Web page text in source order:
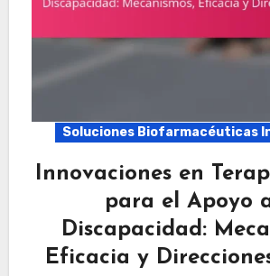
Soluciones Biofarmacéuticas
Innovaciones en
para el Apoyo
Discapacidad:
Eficacia y